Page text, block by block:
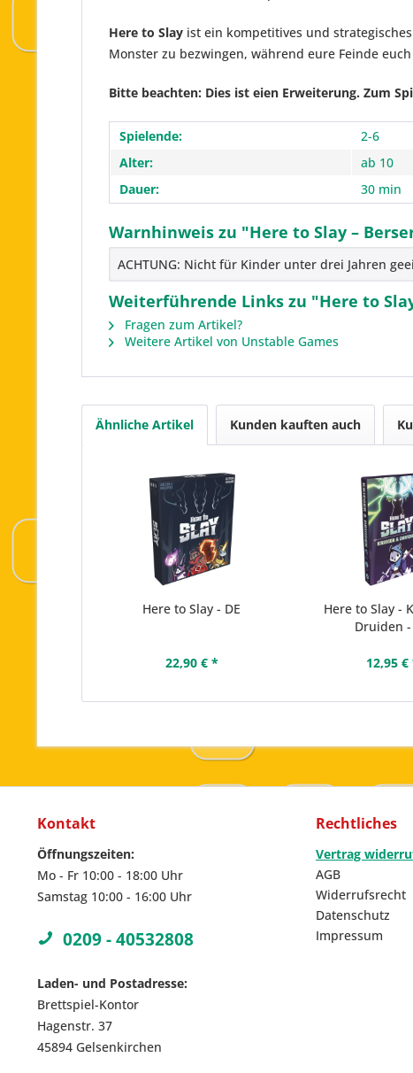
Here to Slay ist ein kompetitives und
Monster zu bezwingen, während eure Feinde
Bitte beachten: Dies ist eien Erweiterung. Zum
Spielende:
2-6
Alter:
ab 10
Dauer:
30 min
Warnhinweis zu "Here to Slay –
ACHTUNG: Nicht für Kinder unter drei Jahren
Weiterführende Links zu "Here to
Fragen zum Artikel?
Weitere Artikel von Unstable Games
Ähnliche Artikel Kunden kauften auch
Here to Slay - DE
22,90 € *
Here to Slay -
Druiden -
12,95
Kontakt
Öffnungszeiten:
Mo - Fr 10:00 - 18:00 Uhr
Samstag 10:00 - 16:00 Uhr
0209 - 40532808
Laden- und Postadresse:
Brettspiel-Kontor
Hagenstr. 37
45894 Gelsenkirchen
Rechtliches
Vertrag
AGB
Widerrufsrecht
Datenschutz
Impressum